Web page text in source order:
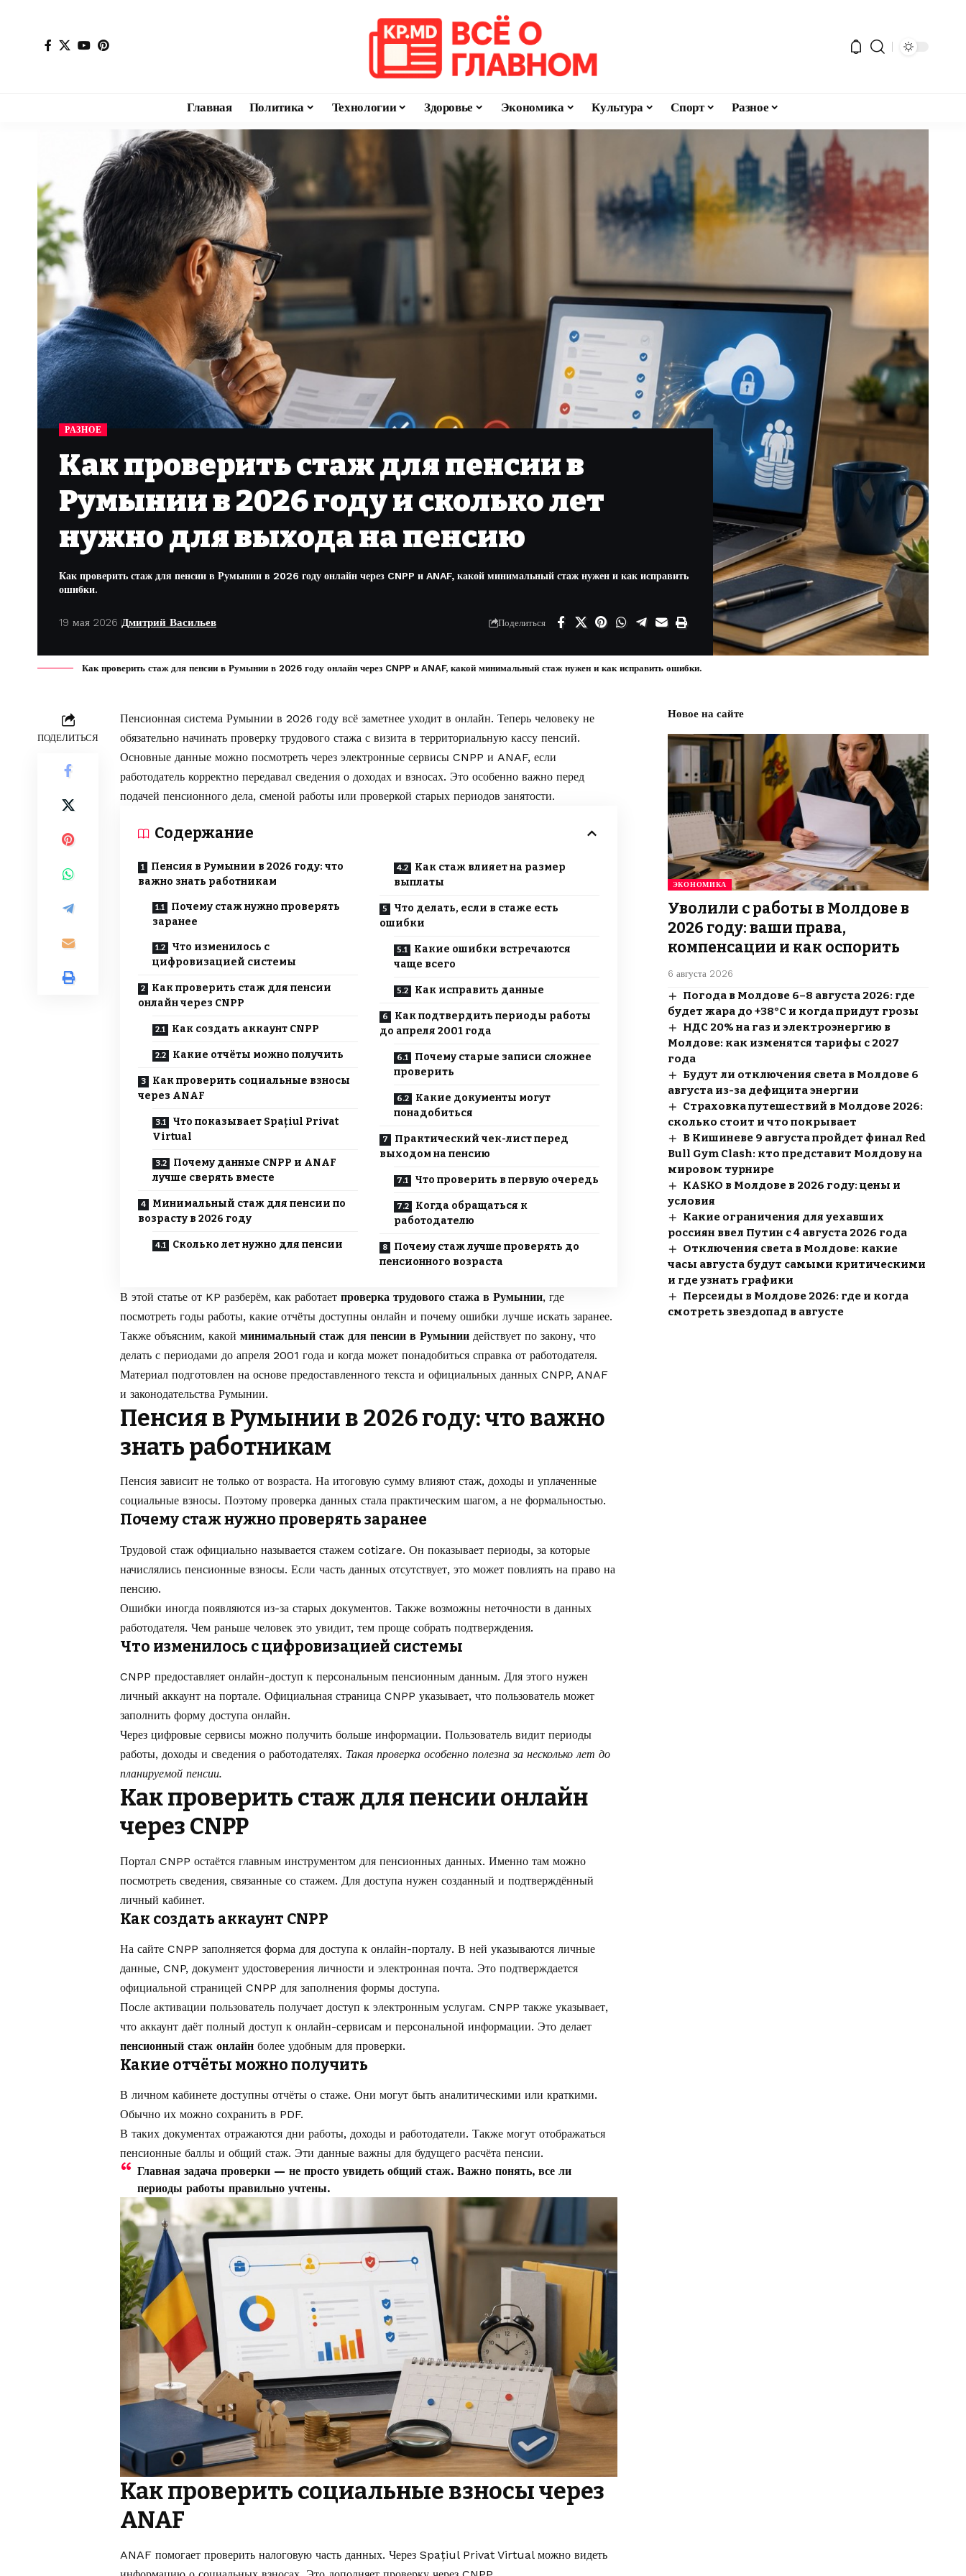
Главная Политика Технологии Здоровье Экономика Культура Спорт Разное
РАЗНОЕ
Как проверить стаж для пенсии в
Румынии в 2026 году и сколько лет
нужно для выхода на пенсию
Как проверить стаж для пенсии в Румынии в 2026 году онлайн через CNPP и ANAF, какой минимальный стаж нужен и как исправить
ошибки.
19 мая 2026 Дмитрий Васильев Поделиться
Как проверить стаж для пенсии в Румынии в 2026 году онлайн через CNPP и ANAF, какой минимальный стаж нужен и как исправить ошибки.
ПОДЕЛИТЬСЯ
Пенсионная система Румынии в 2026 году всё заметнее уходит в онлайн. Теперь человеку не
обязательно начинать проверку трудового стажа с визита в территориальную кассу пенсий.
Основные данные можно посмотреть через электронные сервисы CNPP и ANAF, если
работодатель корректно передавал сведения о доходах и взносах. Это особенно важно перед
подачей пенсионного дела, сменой работы или проверкой старых периодов занятости.
Содержание
Пенсия в Румынии в 2026 году: что
важно знать работникам
Почему стаж нужно проверять
заранее
Что изменилось с
цифровизацией системы
Как проверить стаж для пенсии
онлайн через CNPP
Как создать аккаунт CNPP
Какие отчёты можно получить
Как проверить социальные взносы
через ANAF
Что показывает Spațiul Privat
Virtual
Почему данные CNPP и ANAF
лучше сверять вместе
Минимальный стаж для пенсии по
возрасту в 2026 году
Сколько лет нужно для пенсии
Как стаж влияет на размер
выплаты
Что делать, если в стаже есть
ошибки
Какие ошибки встречаются
чаще всего
Как исправить данные
Как подтвердить периоды работы
до апреля 2001 года
Почему старые записи сложнее
проверить
Какие документы могут
понадобиться
Практический чек-лист перед
выходом на пенсию
Что проверить в первую очередь
Когда обращаться к
работодателю
Почему стаж лучше проверять до
пенсионного возраста
В этой статье от KP разберём, как работает проверка трудового стажа в Румынии, где
посмотреть годы работы, какие отчёты доступны онлайн и почему ошибки лучше искать заранее.
Также объясним, какой минимальный стаж для пенсии в Румынии действует по закону, что
делать с периодами до апреля 2001 года и когда может понадобиться справка от работодателя.
Материал подготовлен на основе предоставленного текста и официальных данных CNPP, ANAF
и законодательства Румынии.
Пенсия в Румынии в 2026 году: что важно
знать работникам
Пенсия зависит не только от возраста. На итоговую сумму влияют стаж, доходы и уплаченные
социальные взносы. Поэтому проверка данных стала практическим шагом, а не формальностью.
Почему стаж нужно проверять заранее
Трудовой стаж официально называется стажем cotizare. Он показывает периоды, за которые
начислялись пенсионные взносы. Если часть данных отсутствует, это может повлиять на право на
пенсию.
Ошибки иногда появляются из-за старых документов. Также возможны неточности в данных
работодателя. Чем раньше человек это увидит, тем проще собрать подтверждения.
Что изменилось с цифровизацией системы
CNPP предоставляет онлайн-доступ к персональным пенсионным данным. Для этого нужен
личный аккаунт на портале. Официальная страница CNPP указывает, что пользователь может
заполнить форму доступа онлайн.
Через цифровые сервисы можно получить больше информации. Пользователь видит периоды
работы, доходы и сведения о работодателях. Такая проверка особенно полезна за несколько лет до
планируемой пенсии.
Как проверить стаж для пенсии онлайн
через CNPP
Портал CNPP остаётся главным инструментом для пенсионных данных. Именно там можно
посмотреть сведения, связанные со стажем. Для доступа нужен созданный и подтверждённый
личный кабинет.
Как создать аккаунт CNPP
На сайте CNPP заполняется форма для доступа к онлайн-порталу. В ней указываются личные
данные, CNP, документ удостоверения личности и электронная почта. Это подтверждается
официальной страницей CNPP для заполнения формы доступа.
После активации пользователь получает доступ к электронным услугам. CNPP также указывает,
что аккаунт даёт полный доступ к онлайн-сервисам и персональной информации. Это делает
пенсионный стаж онлайн более удобным для проверки.
Какие отчёты можно получить
В личном кабинете доступны отчёты о стаже. Они могут быть аналитическими или краткими.
Обычно их можно сохранить в PDF.
В таких документах отражаются дни работы, доходы и работодатели. Также могут отображаться
пенсионные баллы и общий стаж. Эти данные важны для будущего расчёта пенсии.
Главная задача проверки — не просто увидеть общий стаж. Важно понять, все ли
периоды работы правильно учтены.
Как проверить социальные взносы через
ANAF
ANAF помогает проверить налоговую часть данных. Через Spațiul Privat Virtual можно видеть
Новое на сайте
ЭКОНОМИКА
Уволили с работы в Молдове в
2026 году: ваши права,
компенсации и как оспорить
6 августа 2026
Погода в Молдове 6–8 августа 2026: где
будет жара до +38°C и когда придут грозы
НДС 20% на газ и электроэнергию в
Молдове: как изменятся тарифы с 2027
года
Будут ли отключения света в Молдове 6
августа из-за дефицита энергии
Страховка путешествий в Молдове 2026:
сколько стоит и что покрывает
В Кишиневе 9 августа пройдет финал Red
Bull Gym Clash: кто представит Молдову на
мировом турнире
KASKO в Молдове в 2026 году: цены и
условия
Какие ограничения для уехавших
россиян ввел Путин с 4 августа 2026 года
Отключения света в Молдове: какие
часы августа будут самыми критическими
и где узнать графики
Персеиды в Молдове 2026: где и когда
смотреть звездопад в августе